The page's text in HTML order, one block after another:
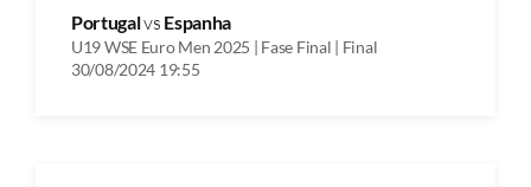
Portugalvs Espanha
U19 WSE Euro Men 2025 | Fase Final | Final
30/08/2024 19:55